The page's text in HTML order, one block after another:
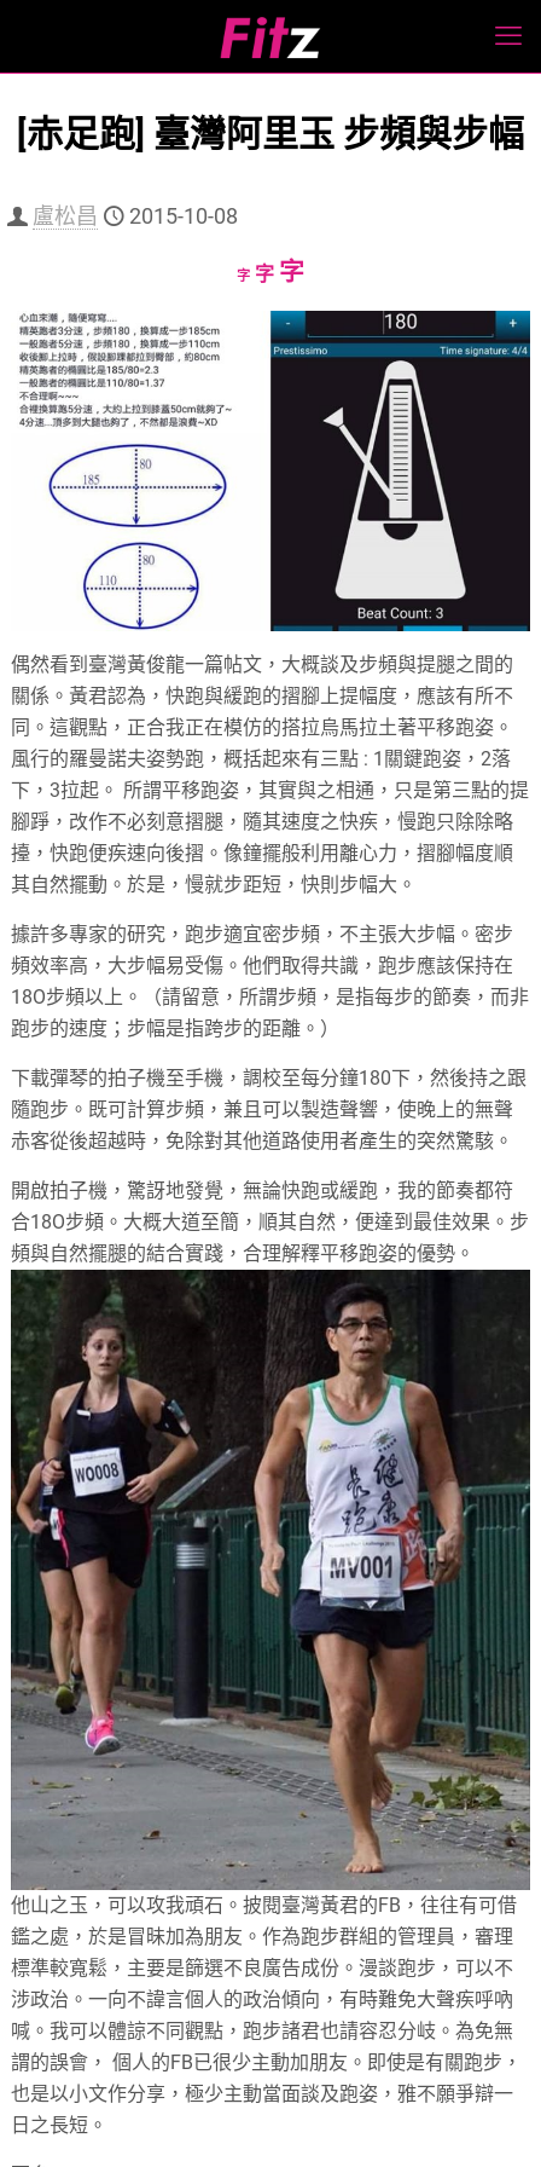
[赤足跑] 臺灣阿里玉 步頻與步幅
盧松昌 2015-10-08
字Decrease
size.
字Reset
size.
字Increase
size.
偶然看到臺灣黃俊龍一篇帖文，大概談及步頻與提腿之間的
關係。黃君認為，快跑與緩跑的摺腳上提幅度，應該有所不
同。這觀點，正合我正在模仿的搭拉烏馬拉土著平移跑姿。
風行的羅曼諾夫姿勢跑，概括起來有三點 : 1關鍵跑姿，2落
下，3拉起。 所謂平移跑姿，其實與之相通，只是第三點的提
腳踭，改作不必刻意摺腿，隨其速度之快疾，慢跑只除除略
擡，快跑便疾速向後摺。像鐘擺般利用離心力，摺腳幅度順
其自然擺動。於是，慢就步距短，快則步幅大。
據許多專家的研究，跑步適宜密步頻，不主張大步幅。密步
頻效率高，大步幅易受傷。他們取得共識，跑步應該保持在
18O步頻以上。（請留意，所謂步頻，是指每步的節奏，而非
跑步的速度；步幅是指跨步的距離。）
下載彈琴的拍子機至手機，調校至每分鐘180下，然後持之跟
隨跑步。既可計算步頻，兼且可以製造聲響，使晚上的無聲
赤客從後超越時，免除對其他道路使用者產生的突然驚駭。
開啟拍子機，驚訝地發覺，無論快跑或緩跑，我的節奏都符
合18O步頻。大概大道至簡，順其自然，便達到最佳效果。步
頻與自然擺腿的結合實踐，合理解釋平移跑姿的優勢。
他山之玉，可以攻我頑石。披閱臺灣黃君的FB，往往有可借
鑑之處，於是冒昧加為朋友。作為跑步群組的管理員，審理
標準較寬鬆，主要是篩選不良廣告成份。漫談跑步，可以不
涉政治。一向不諱言個人的政治傾向，有時難免大聲疾呼吶
喊。我可以體諒不同觀點，跑步諸君也請容忍分岐。為免無
謂的誤會， 個人的FB已很少主動加朋友。即使是有關跑步，
也是以小文作分享，極少主動當面談及跑姿，雅不願爭辯一
日之長短。